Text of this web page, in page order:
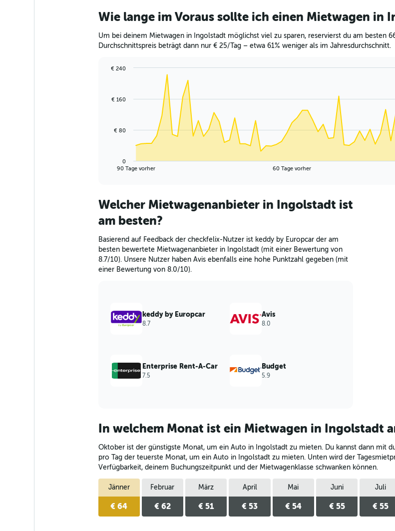
Wie lange im Voraus sollte ich einen Mietwagen in
Um bei deinem Mietwagen in Ingolstadt möglichst viel zu sparen, reservierst du am besten
Durchschnittspreis beträgt dann nur € 25/Tag – etwa 61% weniger als im Jahresdurchschnitt.
data
The
Range:
categories.
chart
has
1
Y
Range:
90 Tage vorher 60 Tage vorher
0
€ 80
€ 160
€ 240
Welcher Mietwagenanbieter in Ingolstadt ist
am besten?
Basierend auf Feedback der checkfelix-Nutzer ist keddy by Europcar der am
besten bewertete Mietwagenanbieter in Ingolstadt (mit einer Bewertung von
8.7/10). Unsere Nutzer haben Avis ebenfalls eine hohe Punktzahl gegeben (mit
einer Bewertung von 8.0/10).
keddy by Europcar
8.7
Avis
8.0
Enterprise Rent-A-Car
7.5
Budget
5.9
In welchem Monat ist ein Mietwagen in Ingolstadt
Oktober ist der günstigste Monat, um ein Auto in Ingolstadt zu mieten. Du kannst dann mit
pro Tag der teuerste Monat, um ein Auto in Ingolstadt zu mieten. Unten wird der
Verfügbarkeit, deinem Buchungszeitpunkt und der Mietwagenklasse schwanken können.
Jänner
€ 64
Februar
€ 62
März
€ 51
April
€ 53
Mai
€ 54
Juni
€ 55
Juli
€ 55